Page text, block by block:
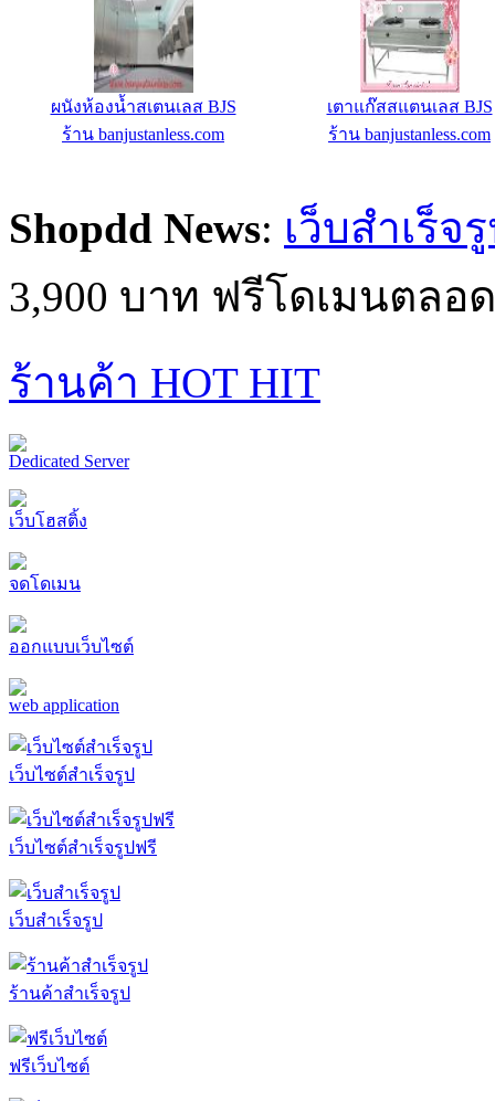
ผนังห้องน้ำสเตนเลส BJS
ร้าน banjustanless.com
เตาแก๊สสแตนเลส BJS
ร้าน banjustanless.com
Shopdd News: เว็บสำเร็จ
3,900 บาท ฟรีโดเมนตลอ
ร้านค้า HOT HIT
Dedicated Server
เว็บโฮสติ้ง
จดโดเมน
ออกแบบเว็บไซต์
web application
เว็บไซต์สำเร็จรูป
เว็บไซต์สำเร็จรูปฟรี
เว็บสำเร็จรูป
ร้านค้าสำเร็จรูป
ฟรีเว็บไซต์